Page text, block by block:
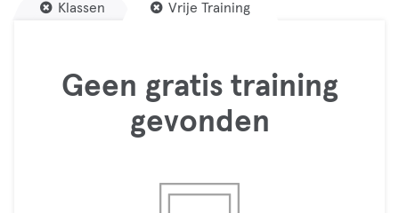
Klassen Vrije Training
Geen gratis training
gevonden